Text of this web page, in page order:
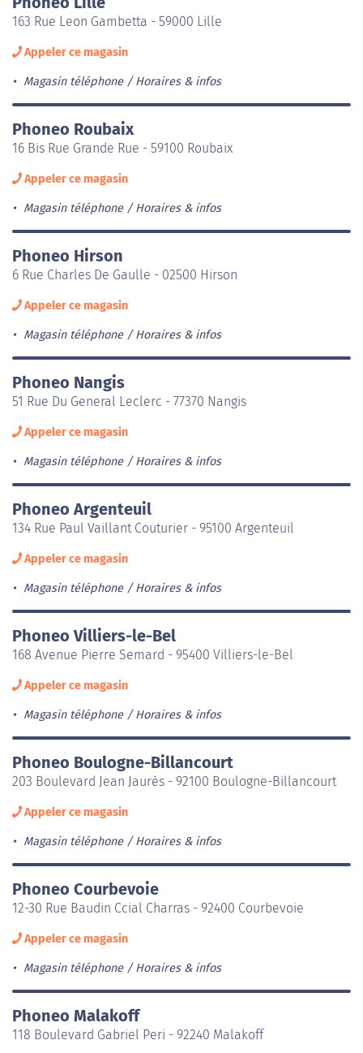
163 Rue Leon Gambetta - 59000 Lille
Appeler ce magasin
Magasin téléphone Horaires & infos
Phoneo Roubaix
16 Bis Rue Grande Rue - 59100 Roubaix
Appeler ce magasin
Magasin téléphone Horaires & infos
Phoneo Hirson
6 Rue Charles De Gaulle - 02500 Hirson
Appeler ce magasin
Magasin téléphone Horaires & infos
Phoneo Nangis
51 Rue Du General Leclerc - 77370 Nangis
Appeler ce magasin
Magasin téléphone Horaires & infos
Phoneo Argenteuil
134 Rue Paul Vaillant Couturier - 95100 Argenteuil
Appeler ce magasin
Magasin téléphone Horaires & infos
Phoneo Villiers-le-Bel
168 Avenue Pierre Semard - 95400 Villiers-le-Bel
Appeler ce magasin
Magasin téléphone Horaires & infos
Phoneo Boulogne-Billancourt
203 Boulevard Jean Jaurès - 92100 Boulogne-Billancourt
Appeler ce magasin
Magasin téléphone Horaires & infos
Phoneo Courbevoie
12-30 Rue Baudin Ccial Charras - 92400 Courbevoie
Appeler ce magasin
Magasin téléphone Horaires & infos
Phoneo Malakoff
118 Boulevard Gabriel Peri - 92240 Malakoff